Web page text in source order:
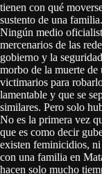
tienen con qué
sustento de una familia.
Ningún medio
mercenarios de las
gobierno y la
morbo de la muerte
victimarios para
lamentable y que se
similares. Pero solo
No es la primera vez
que es como decir
existen feminicidios,
con una familia en
hacen solo mucho